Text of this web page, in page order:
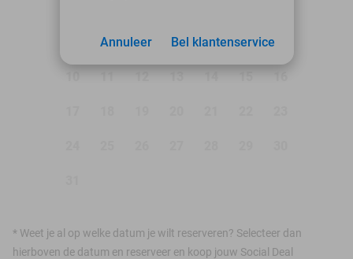
4 5 6 7 8
* Weet je al op welke datum je wilt reserveren? Selecteer dan
hierboven de datum en reserveer en koop jouw Social Deal
Bel klantenservice
Annuleer